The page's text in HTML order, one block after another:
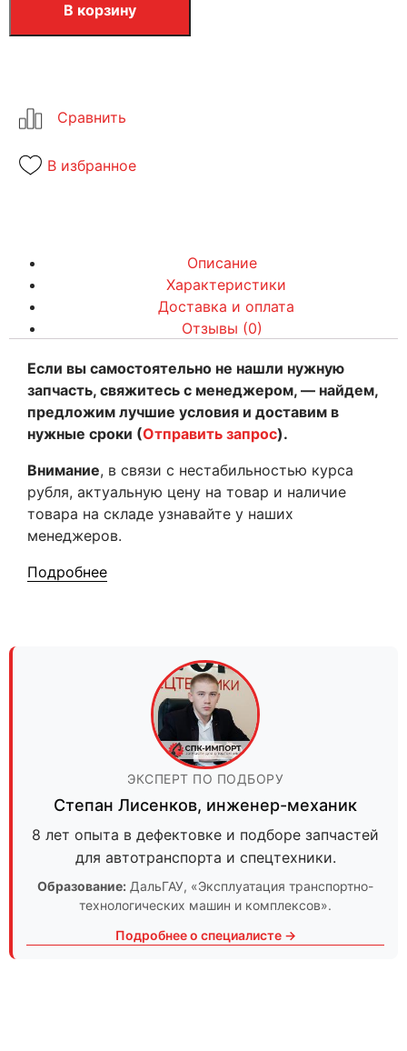
В корзину
В избранное
Описание
Характеристики
Доставка и оплата
Отзывы (0)
Если вы самостоятельно не нашли нужную
запчасть, свяжитесь с менеджером, — найдем,
предложим лучшие условия и доставим в
нужные сроки (Отправить запрос).
Внимание, в связи с нестабильностью курса
рубля, актуальную цену на товар и наличие
товара на складе узнавайте у наших
менеджеров.
Подробнее
ЭКСПЕРТ ПО ПОДБОРУ
Степан Лисенков, инженер-механик
8 лет опыта в дефектовке и подборе запчастей
для автотранспорта и спецтехники.
Образование: ДальГАУ, «Эксплуатация транспортно-
технологических машин и комплексов».
Подробнее о специалисте →